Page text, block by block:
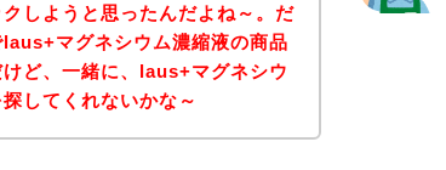
しようと思ったんだよね～。だ
マグネシウム濃縮液の商品
ど、一緒に、laus+マグネシウ
してくれないかな～